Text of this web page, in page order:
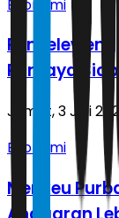
Ekonomi
Purbaya
Jumat, 3 Juli
Ekonomi
Menkeu